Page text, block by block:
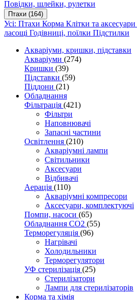
Повідки, шлейки, рулетки
Птахи (164)
Усі: Птахи Корма Клітки та аксесуари
ласощі Годівниці, поїлки Підстилки
Акваріуми, кришки, підставки
Акваріуми (274)
Кришки (39)
Підставки (59)
Піддони (21)
Обладнання
Фільтрація (421)
Фільтри
Наповнювачі
Запасні частини
Освітлення (210)
Акваріумні лампи
Світильники
Аксесуари
Відбивачі
Аерація (110)
Акваріумні компресори
Аксесуари, комплектуючі
Помпи, насоси (65)
Обладнання CO2 (55)
Терморегуляція (96)
Нагрівачі
Холодильники
Терморегулятори
УФ стерилізація (25)
Стерилізатори
Лампи для стерилізаторів
Корма та хімія